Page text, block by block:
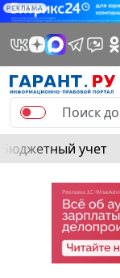
РЕКЛАМА
Бюджетный учет